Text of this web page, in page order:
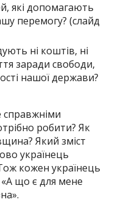
які допомагають
перемогу? (слайд
ні коштів, ні
заради свободи,
нашої держави?
справжніми
робити? Як
Який зміст
українець
кожен українець
«А що є для мене